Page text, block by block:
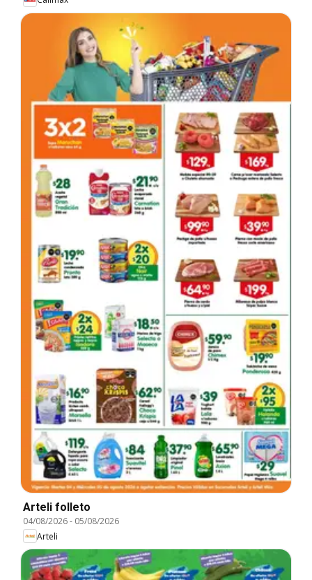
Arteli folleto
04/08/2026- 05/08/2026
Arteli